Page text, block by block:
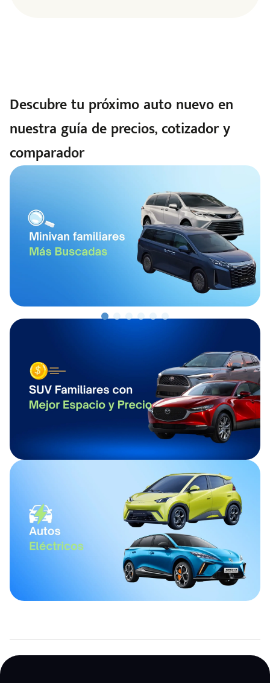
Descubre tu próximo auto nuevo en
nuestra guía de precios, cotizador y
comparador